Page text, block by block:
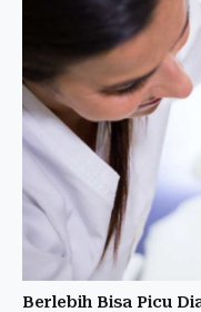
Berlebih Bisa Picu